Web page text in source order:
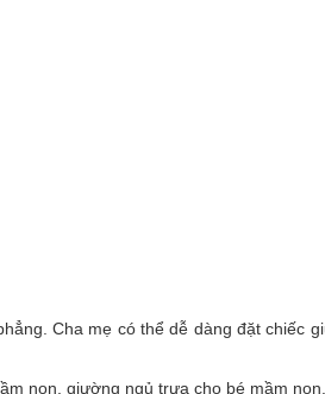
Cha mẹ có thể dễ dàng đặt chiếc
non, giường ngủ trưa cho bé mầm